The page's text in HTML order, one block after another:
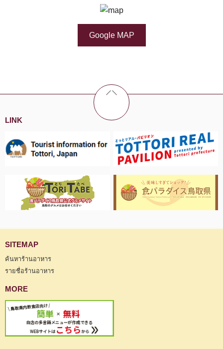
Google MAP
LINK
SITEMAP
ค้นหาร้านอาหาร
รายชื่อร้านอาหาร
MORE